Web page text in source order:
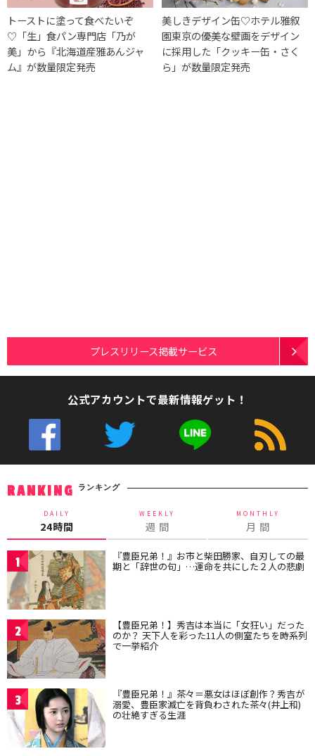
トーストに塗って食べたいぞ
♡「生」食パン専門店「乃が
美」から『北海道産雅あんジャ
ム』が数量限定発売
美しきデザイン缶♡ホテル雅叙
園東京の優美な壁画をデザイン
に採用した「クッキー缶・さく
ら」が数量限定発売
プレスリリース掲載サービス
公式アカウントで最新情報ゲット！
RANKING ランキング
DAILY
24時間
WEEKLY
週 間
MONTHLY
月 間
1 『豊臣兄弟！』お市と柴田勝家、自刃しての最
期と「辞世の句」…運命を共にした２人の悲劇
2 【豊臣兄弟！】秀吉は本当に「女狂い」だった
のか？ 天下人を彩った11人の側室たちを時系列
で一挙紹介
3 『豊臣兄弟！』茶々＝悪女はほぼ創作？秀吉が
溺愛、豊臣家滅亡を背負わされた茶々(井上和)
の壮絶すぎる生涯